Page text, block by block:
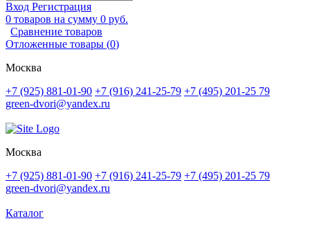
Вход Регистрация
0 товаров на сумму 0 руб.
Сравнение товаров
Отложенные товары (0)
Москва
+7 (925) 881-01-90 +7 (916) 241-25-79 +7 (495) 201-25 79
green-dvori@yandex.ru
Москва
+7 (925) 881-01-90 +7 (916) 241-25-79 +7 (495) 201-25 79
green-dvori@yandex.ru
Каталог